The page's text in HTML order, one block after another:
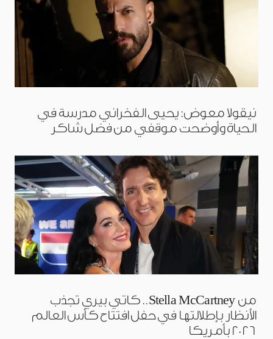
نيقولا معوض: يحيى الفخراني مدرسة في
الحياة وأوضحت موقفي من فضل شاكر
من Stella McCartney.. كاتي بيري تجذب
الأنظار بإطلالتها في حفل افتتاح كأس العالم
2026 بأمريكا